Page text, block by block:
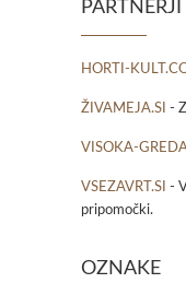
PARTNERJI
HORTI-
ŽIVAMEJA.SI -
VISOKA-
VSEZAVRT.SI -
pripomočki.
OZNAKE